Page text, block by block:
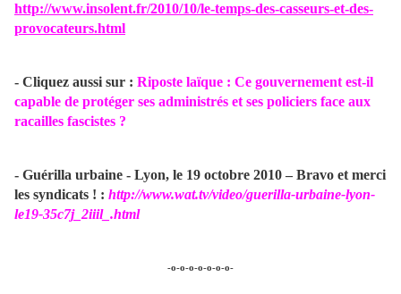
http://www.insolent.fr/2010/10/le-temps-des-casseurs-et-des-
provocateurs.html
- Cliquez aussi sur : Riposte laïque : Ce gouvernement est-il
capable de protéger ses administrés et ses policiers face aux
racailles fascistes ?
- Guérilla urbaine - Lyon, le 19 octobre 2010 – Bravo et merci
les syndicats ! : http://www.wat.tv/video/guerilla-urbaine-lyon-
le19-35c7j_2iiil_.html
-o-o-o-o-o-o-o-